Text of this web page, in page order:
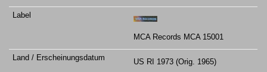
MCA Records MCA 15001
US RI 1973 (Orig. 1965)